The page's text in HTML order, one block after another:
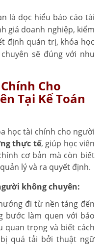
là đọc hiểu báo cáo tài
giá doanh nghiệp, kiểm
định quản trị, khóa học
sẽ đúng với nhu
Cho
Tại Kế Toán
học tài chính cho người
thực tế, giúp học viên
cơ bản mà còn biết
lý và ra quyết định.
không chuyên:
đi từ nền tảng đến
bước làm quen với báo
quan trọng và biết cách
quá tải bởi thuật ngữ